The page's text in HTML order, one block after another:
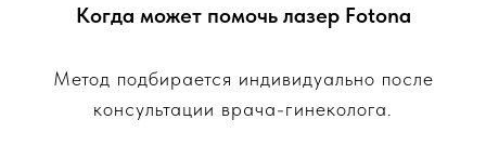
Когда может помочь лазер Fotona
Метод подбирается индивидуально после
консультации врача-гинеколога.